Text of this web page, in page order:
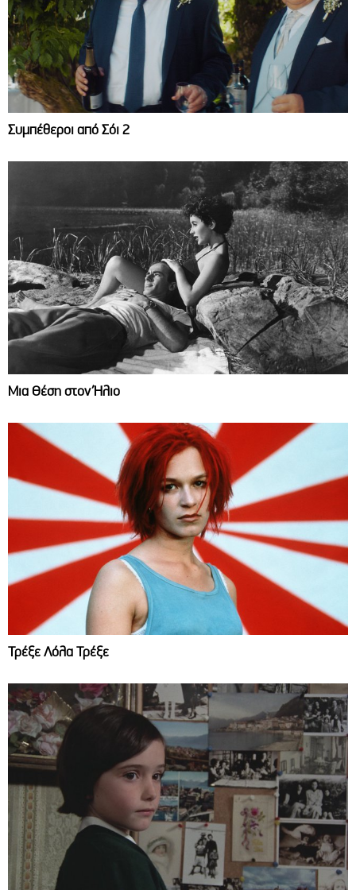
Συμπέθεροι από Σόι 2
Μια Θέση στον Ήλιο
Τρέξε Λόλα Τρέξε